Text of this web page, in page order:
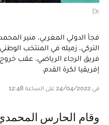
Dr
فجأ الدولي المغربي، منير
التركي، زميله في المنتخب
فريق الرجاء الرياضي، عقب
إفريقيا لكرة القدم.
في 24/04/2022 على الساعة 12:48
وقام الحارس المحمدي بتوجه رسالة إلى